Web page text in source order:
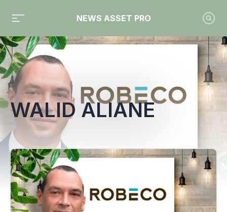
NEWS ASSET PRO
Toute l'actualité sur le tag "Walid Aliane"
WALID ALIANE